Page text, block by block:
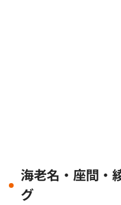
海老名・座間・
グ